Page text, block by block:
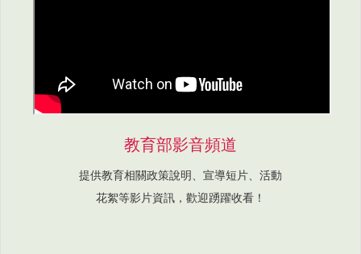
教育部影音頻道
提供教育相關政策說明、宣導短片、活動
花絮等影片資訊，歡迎踴躍收看！